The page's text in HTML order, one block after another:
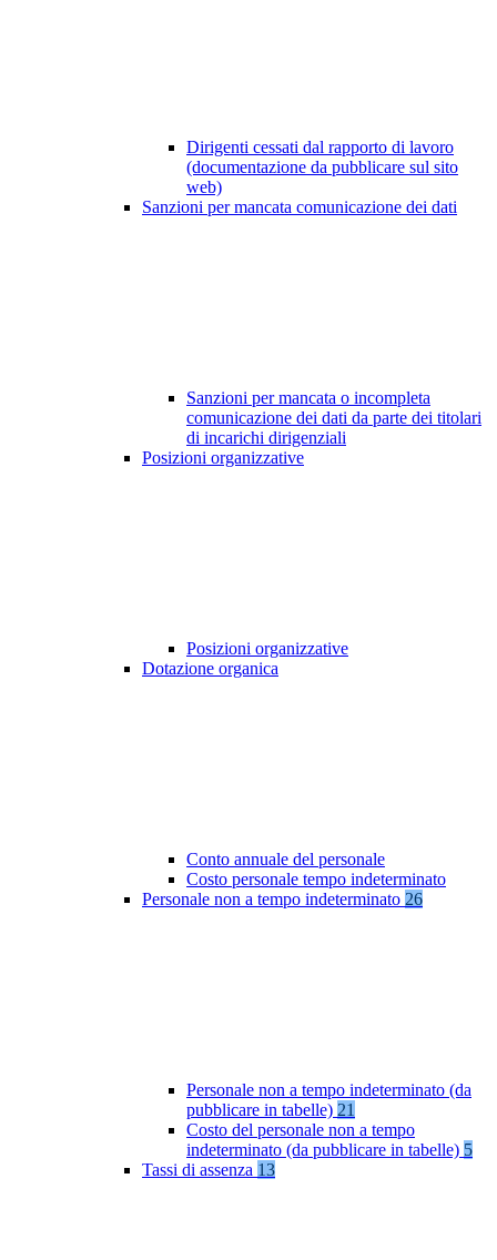
Dirigenti cessati dal rapporto di lavoro
(documentazione da pubblicare sul sito
web)
Sanzioni per mancata comunicazione dei dati
Sanzioni per mancata o incompleta
comunicazione dei dati da parte dei titolari
di incarichi dirigenziali
Posizioni organizzative
Posizioni organizzative
Dotazione organica
Conto annuale del personale
Costo personale tempo indeterminato
Personale non a tempo indeterminato 26
Personale non a tempo indeterminato (da
pubblicare in tabelle) 21
Costo del personale non a tempo
indeterminato (da pubblicare in tabelle) 5
Tassi di assenza 13